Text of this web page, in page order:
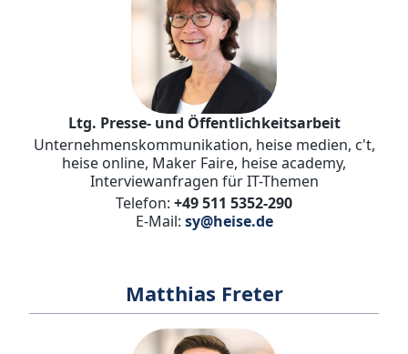
Ltg. Presse- und Öffentlichkeitsarbeit
Unternehmenskommunikation, heise medien, c't,
heise online, Maker Faire, heise academy,
Interviewanfragen für IT-Themen
Telefon: +49 511 5352-290
E-Mail: sy@heise.de
Matthias Freter